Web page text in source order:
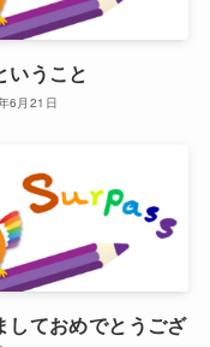
いうこと
6月21日
しておめでとうござ